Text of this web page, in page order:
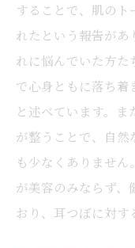
することで、肌の
れたという報告があ
れに悩んでいた方た
で心身ともに落ち着
と述べています。
が整うことで、自然
も少なくありませ
が美容のみならず、
おり、耳つぼに対す